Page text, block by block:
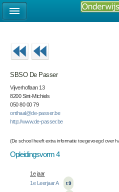
SBSO De Passer
Vijverhoflaan 13
8200 Sint-Michiels
050 80 00 79
onthaal@de-passer.be
http://www.de-passer.be
(De school heeft extra informatie toegevoegd over
Opleidingsvorm 4
1e jaar
1e Leerjaar A
t 9